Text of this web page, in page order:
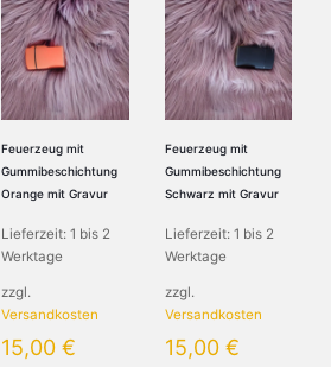
Feuerzeug mit
Gummibeschichtung
Orange mit Gravur
Lieferzeit:1 bis 2
Werktage
zzgl.
Versandkosten
15,00€
Feuerzeug mit
Gummibeschichtung
Schwarz mit Gravur
Lieferzeit: 1 bis 2
Werktage
zzgl.
Versandkosten
15,00 €